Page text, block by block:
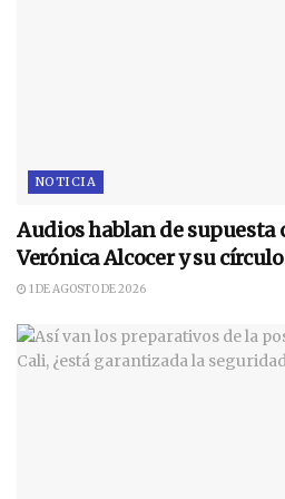
NOTICIA
Audios hablan de supuesta
Verónica Alcocer y su
1 DE AGOSTO DE 2026